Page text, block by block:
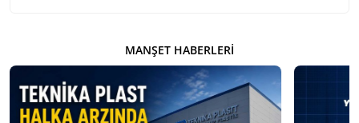
MANŞET HABERLERI